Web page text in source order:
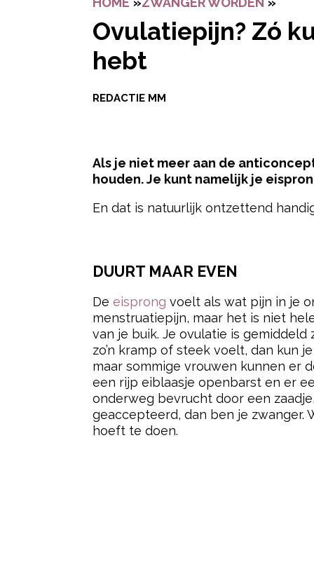
Ovulatiepijn? Zó
hebt
REDACTIE MM
Als je niet meer aan de
houden. Je kunt namelijk je
En dat is natuurlijk ontzettend
DUURT MAAR EVEN
De eisprong voelt als wat pijn in je
menstruatiepijn, maar het is niet
van je buik. Je ovulatie is
zo’n kramp of steek voelt, dan kun
maar sommige vrouwen kunnen er
een rijp eiblaasje openbarst en er
onderweg bevrucht door een
geaccepteerd, dan ben je zwanger.
hoeft te doen.